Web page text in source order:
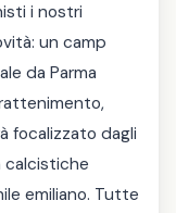
i nostri
un camp
da Parma
focalizzato dagli
calcistiche
emiliano. Tutte